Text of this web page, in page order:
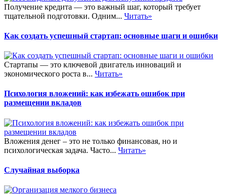
Получение кредита — это важный шаг, который требует
тщательной подготовки. Одним... Читать»
Как создать успешный стартап: основные шаги и ошибки
Стартапы — это ключевой двигатель инноваций и
экономического роста в... Читать»
Психология вложений: как избежать ошибок при
размещении вкладов
Вложения денег – это не только финансовая, но и
психологическая задача. Часто... Читать»
Случайная выборка